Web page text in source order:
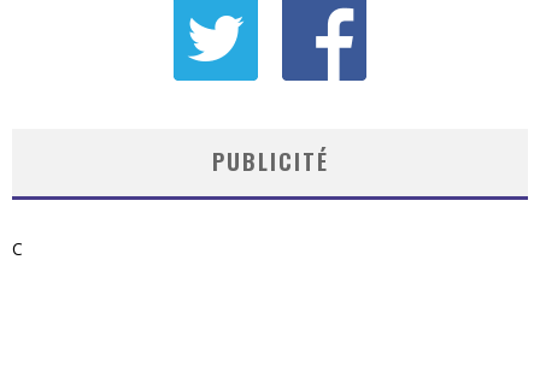
PUBLICITÉ
C